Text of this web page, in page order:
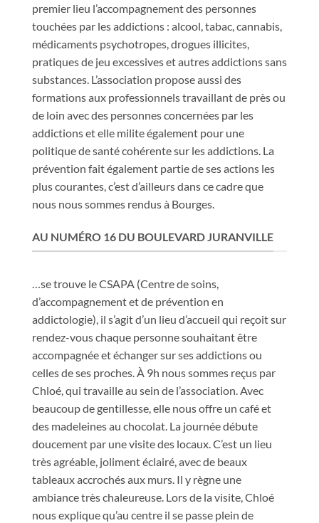
premier lieu l’accompagnement des personnes
touchées par les addictions : alcool, tabac, cannabis,
médicaments psychotropes, drogues illicites,
pratiques de jeu excessives et autres addictions sans
substances. L’association propose aussi des
formations aux professionnels travaillant de près ou
de loin avec des personnes concernées par les
addictions et elle milite également pour une
politique de santé cohérente sur les addictions. La
prévention fait également partie de ses actions les
plus courantes, c’est d’ailleurs dans ce cadre que
nous nous sommes rendus à Bourges.
AU NUMÉRO 16 DU BOULEVARD JURANVILLE
…se trouve le CSAPA (Centre de soins,
d’accompagnement et de prévention en
addictologie), il s’agit d’un lieu d’accueil qui reçoit sur
rendez-vous chaque personne souhaitant être
accompagnée et échanger sur ses addictions ou
celles de ses proches. À 9h nous sommes reçus par
Chloé, qui travaille au sein de l’association. Avec
beaucoup de gentillesse, elle nous offre un café et
des madeleines au chocolat. La journée débute
doucement par une visite des locaux. C’est un lieu
très agréable, joliment éclairé, avec de beaux
tableaux accrochés aux murs. Il y règne une
ambiance très chaleureuse. Lors de la visite, Chloé
nous explique qu’au centre il se passe plein de